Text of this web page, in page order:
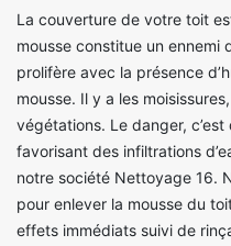
La couverture de votre toit
mousse constitue un ennemi
prolifère avec la présence
mousse. Il y a les
végétations. Le danger,
favorisant des infiltrations
notre société Nettoyage 16.
pour enlever la mousse du
effets immédiats suivi de